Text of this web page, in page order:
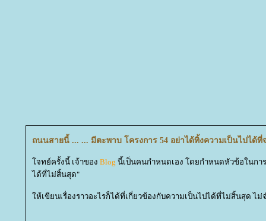
ถนนสายนี้ ... ... มีตะพาบ โครงการ 54 อย่าได้ทิ้งความเป็นไปได้ที่
จทย์ครั้งนี้ เจ้าของ Blog นี้เป็นคนกำหนดเอง โดยกำหนดหัวข้อในกา
ได้ที่ไม่สิ้นสุด"
ห้เขียนเรื่องราวอะไรก็ได้ที่เกี่ยวข้องกับความเป็นไปได้ที่ไม่สิ้นสุด ไม่